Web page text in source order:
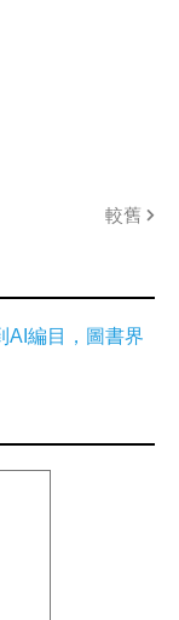
較舊
AI編目，圖書界